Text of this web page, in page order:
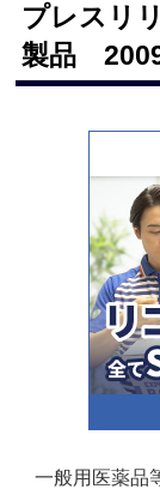
プレスリ
製品
一般用医薬品